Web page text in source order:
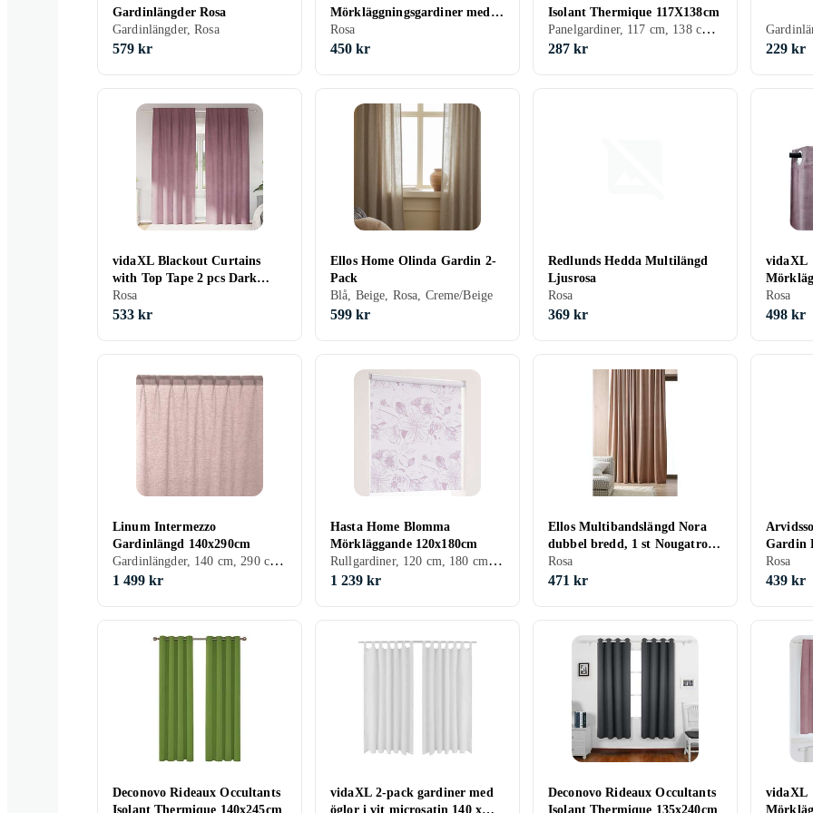
Gardinlängder Rosa
Gardinlängder, Rosa
579 kr
Mörkläggningsgardiner med
toppband 2 stycken Mörkrosa
Sammet
Rosa
450 kr
Isolant Thermique 117X138cm
Panelgardiner, 117 cm, 138 cm, Svart, Silver, Grå, Brun, Blå, Röd, Gul, Orange, Guld, Grön, Beige, Rosa, Creme/Beige
287 kr
229 kr
vidaXL Blackout Curtains
with Top Tape 2 pcs Dark
Pink Velvet
Rosa
533 kr
Ellos Home Olinda Gardin 2-
Pack
Blå, Beige, Rosa, Creme/Beige
599 kr
Redlunds Hedda Multilängd
Ljusrosa
Rosa
369 kr
vidaXL
Rosa
498 kr
Linum Intermezzo
Gardinlängd 140x290cm
Gardinlängder, 140 cm, 290 cm, Grå, Brun, Blå, Beige, Rosa, Creme/Beige
1 499 kr
Hasta Home Blomma
Mörkläggande 120x180cm
Rullgardiner, 120 cm, 180 cm, Rosa
1 239 kr
Ellos Multibandslängd Nora
dubbel bredd, 1 st Nougatrosa
290
Rosa
471 kr
Gardin
Rosa
439 kr
Deconovo Rideaux Occultants
Isolant Thermique 140x245cm
vidaXL 2-pack gardiner med
öglor i vit microsatin 140 x
Deconovo Rideaux Occultants
Isolant Thermique 135x240cm
vidaXL